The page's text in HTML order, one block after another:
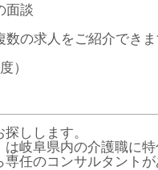
面談
の求人をご紹介できま
）
しします。
は岐阜県内の介護職に
任のコンサルタント